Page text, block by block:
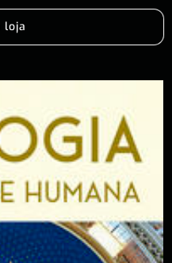
loja